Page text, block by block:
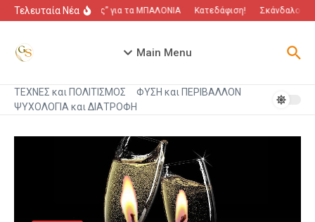
Μετάβαση στο περιεχόμενο
Τελευταία Νέα“Πόλεμος” για τα ΜΠΑΛΟΝΙΑ Κατεδάφιση! Σκάνδαλο
Main Menu
ΤΕΧΝΕΣ και ΠΟΛΙΤΙΣΜΟΣ
ΦΥΣΗ και ΠΕΡΙΒΑΛΛΟΝ
ΨΥΧΟΛΟΓΙΑ και ΔΙΑΤΡΟΦΗ